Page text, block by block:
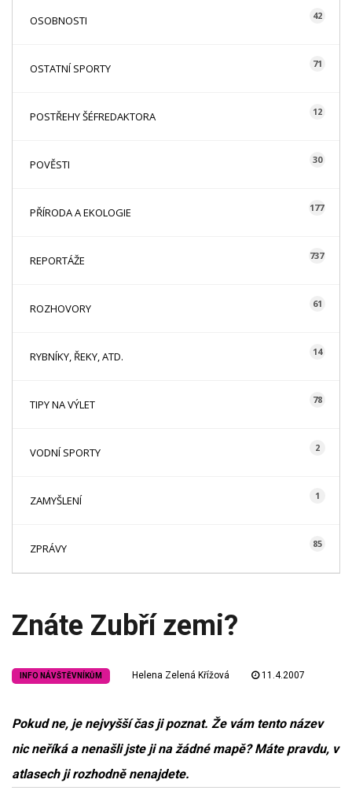
OSOBNOSTI 42
OSTATNÍ SPORTY 71
POSTŘEHY ŠÉFREDAKTORA 12
POVĚSTI 30
PŘÍRODA A EKOLOGIE 177
REPORTÁŽE 737
ROZHOVORY 61
RYBNÍKY, ŘEKY, ATD. 14
TIPY NA VÝLET 78
VODNÍ SPORTY 2
ZAMYŠLENÍ 1
ZPRÁVY 85
Znáte Zubří zemi?
INFO NÁVŠTĚVNÍKŮM Helena Zelená Křížová 11.4.2007
Pokud ne, je nejvyšší čas ji poznat. Že vám tento název
nic neříká a nenašli jste ji na žádné mapě? Máte pravdu, v
atlasech ji rozhodně nenajdete.